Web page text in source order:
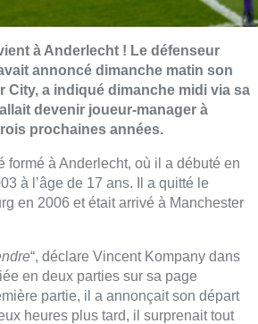
à Anderlecht ! Le défenseur
annoncé dimanche matin son
City, a indiqué dimanche midi via sa
devenir joueur-manager à
prochaines années.
formé à Anderlecht, où il a débuté en
à l’âge de 17 ans. Il a quitté le
en 2006 et était arrivé à Manchester
“, déclare Vincent Kompany dans
en deux parties sur sa page
partie, il a annonçait son départ
heures plus tard, il surprenait tout